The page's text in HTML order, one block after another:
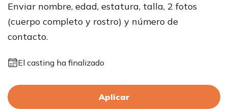
Enviar nombre, edad, estatura, talla, 2 fotos
(cuerpo completo y rostro) y número de
contacto.
El casting ha finalizado
Aplicar